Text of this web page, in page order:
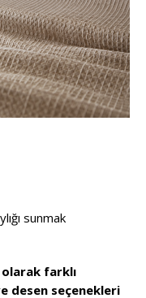
sunmak
farklı
desen seçenekleri